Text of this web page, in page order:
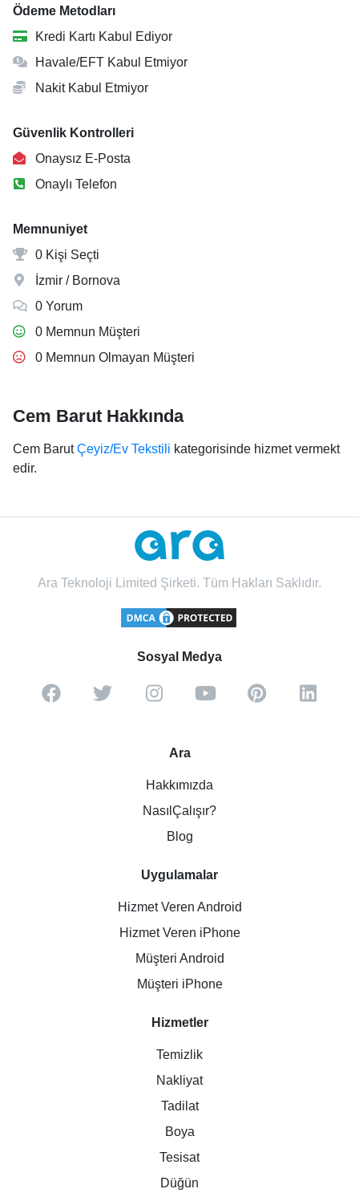
Ödeme Metodları
Kredi Kartı Kabul Ediyor
Havale/EFT Kabul Etmiyor
Nakit Kabul Etmiyor
Güvenlik Kontrolleri
Onaysız E-Posta
Onaylı Telefon
Memnuniyet
0 Kişi Seçti
İzmir / Bornova
0 Yorum
0 Memnun Müşteri
0 Memnun Olmayan Müşteri
Cem Barut Hakkında
Cem BarutÇeyiz/Ev Tekstili kategorisinde hizmet vermekt
edir.
Ara Teknoloji Limited Şirketi. Tüm Hakları Saklıdır.
Sosyal Medya
Ara
Hakkımızda
NasılÇalışır?
Blog
Uygulamalar
Hizmet Veren Android
Hizmet Veren iPhone
Müşteri Android
Müşteri iPhone
Hizmetler
Temizlik
Nakliyat
Tadilat
Boya
Tesisat
Düğün